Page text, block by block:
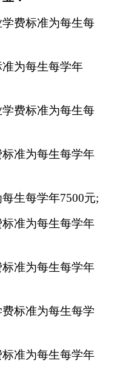
费标准为每生每
为每生每学年
费标准为每生每
准为每生每学年
生每学年7500元;
准为每生每学年
准为每生每学年
标准为每生每学
准为每生每学年